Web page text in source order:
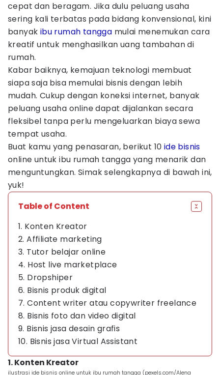
cepat dan beragam. Jika dulu peluang usaha
sering kali terbatas pada bidang konvensional, kini
banyak ibu rumah tangga mulai menemukan cara
kreatif untuk menghasilkan uang tambahan di
rumah.
Kabar baiknya, kemajuan teknologi membuat
siapa saja bisa memulai bisnis dengan lebih
mudah. Cukup dengan koneksi internet, banyak
peluang usaha online dapat dijalankan secara
fleksibel tanpa perlu mengeluarkan biaya sewa
tempat usaha.
Buat kamu yang penasaran, berikut 10 ide bisnis
online untuk ibu rumah tangga yang menarik dan
menguntungkan. Simak selengkapnya di bawah ini,
yuk!
Table of Content
1. Konten Kreator
2. Affiliate marketing
3. Tutor belajar online
4. Host live marketplace
5. Dropshiper
6. Bisnis produk digital
7. Content writer atau copywriter freelance
8. Bisnis foto dan video digital
9. Bisnis jasa desain grafis
10. Bisnis jasa Virtual Assistant
1. Konten Kreator
ilustrasi ide bisnis online untuk ibu rumah tangga (pexels.com/Alena